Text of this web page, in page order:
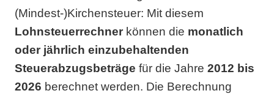
(Mindest-)Kirchensteuer: Mit diesem
Lohnsteuerrechner können die monatlich
oder jährlich einzubehaltenden
Steuerabzugsbeträge für die Jahre 2012 bis
2026 berechnet werden. Die Berechnung